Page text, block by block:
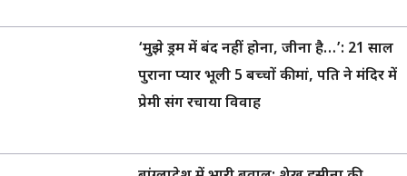
‘मुझे ड्रम में बंद नहीं होना, जीना है…’: 21 साल
पुराना प्यार भूली 5 बच्चों की मां, पति ने मंदिर में
प्रेमी संग रचाया विवाह